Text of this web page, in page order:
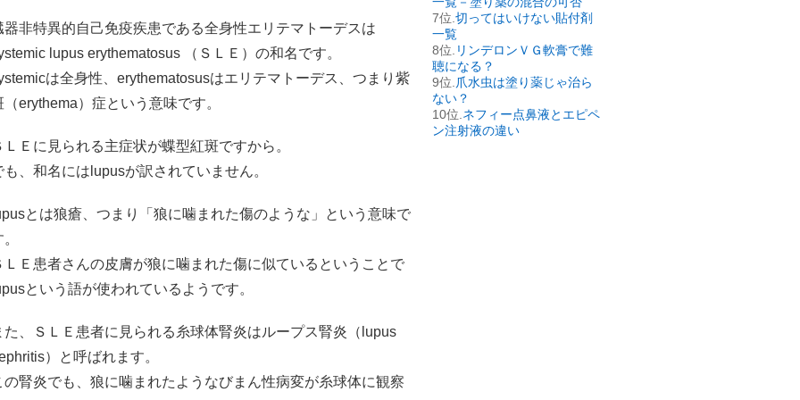
器非特異的自己免疫疾患である全身性エリテマトーデスは
lupus erythematosus （ＳＬＥ）の和名です。
は全身性、erythematosusはエリテマトーデス、つまり紫
（erythema）症という意味です。
ＬＥに見られる主症状が蝶型紅斑ですから。
も、和名にはlupusが訳されていません。
とは狼瘡、つまり「狼に噛まれた傷のような」という意味で
ＬＥ患者さんの皮膚が狼に噛まれた傷に似ているということで
という語が使われているようです。
た、ＳＬＥ患者に見られる糸球体腎炎はループス腎炎（lupus
）と呼ばれます。
の腎炎でも、狼に噛まれたようなびまん性病変が糸球体に観察
切ってはいけない貼付剤
一覧
リンデロンＶＧ軟膏で難
聴になる？
爪水虫は塗り薬じゃ治ら
ない？
ネフィー点鼻液とエピペ
ン注射液の違い